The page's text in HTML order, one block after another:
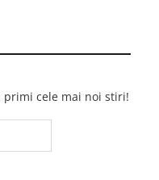
primi cele mai noi stiri!